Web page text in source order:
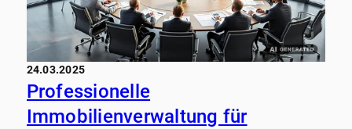
24.03.2025
Professionelle
Immobilienverwaltung für